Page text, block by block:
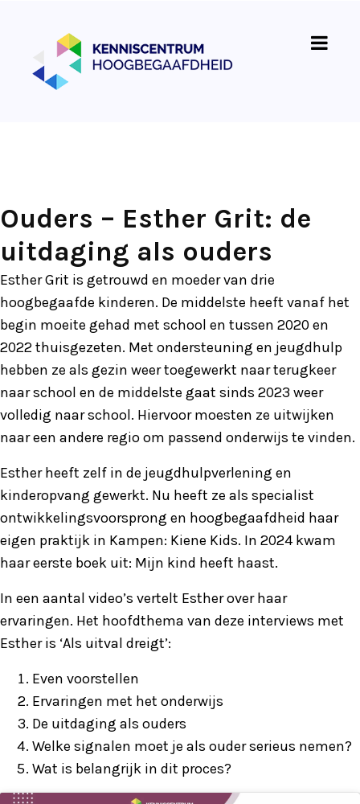
Ouders – Esther Grit: de
uitdaging als ouders
Esther Grit is getrouwd en moeder van drie
hoogbegaafde kinderen. De middelste heeft vanaf het
begin moeite gehad met school en tussen 2020 en
2022 thuisgezeten. Met ondersteuning en jeugdhulp
hebben ze als gezin weer toegewerkt naar terugkeer
naar school en de middelste gaat sinds 2023 weer
volledig naar school. Hiervoor moesten ze uitwijken
naar een andere regio om passend onderwijs te vinden.
Esther heeft zelf in de jeugdhulpverlening en
kinderopvang gewerkt. Nu heeft ze als specialist
ontwikkelingsvoorsprong en hoogbegaafdheid haar
eigen praktijk in Kampen: Kiene Kids. In 2024 kwam
haar eerste boek uit: Mijn kind heeft haast.
In een aantal video’s vertelt Esther over haar
ervaringen. Het hoofdthema van deze interviews met
Esther is ‘Als uitval dreigt’:
Even voorstellen
Ervaringen met het onderwijs
De uitdaging als ouders
Welke signalen moet je als ouder serieus nemen?
Wat is belangrijk in dit proces?